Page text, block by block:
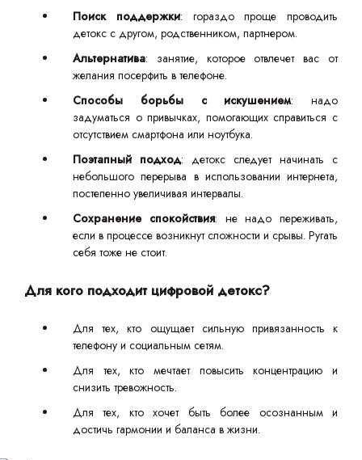
Поиск поддержки: гораздо проще проводить
детокс с другом, родственником, партнером.
Альтернатива: занятие, которое отвлечет вас от
желания посерфить в телефоне.
Способы борьбы с искушением: надо
задуматься о привычках, помогающих справиться с
отсутствием смартфона или ноутбука.
Поэтапный подход: детокс следует начинать с
небольшого перерыва в использовании интернета,
постепенно увеличивая интервалы.
Сохранение спокойствия: не надо переживать,
если в процессе возникнут сложности и срывы. Ругать
себя тоже не стоит.
Для кого подходит цифровой детокс?
Для тех, кто ощущает сильную привязанность к
телефону и социальным сетям.
Для тех, кто мечтает повысить концентрацию и
снизить тревожность.
Для тех, кто хочет быть более осознанным и
достичь гармонии и баланса в жизни.